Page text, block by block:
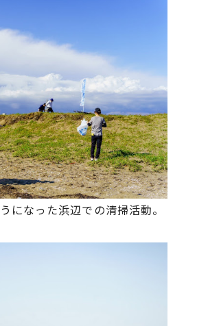
になった浜辺での清掃活動。